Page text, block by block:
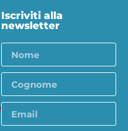
Iscriviti alla
newsletter